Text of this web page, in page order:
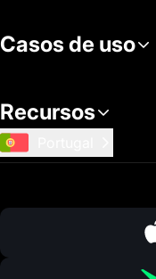
Casos de uso
Recursos